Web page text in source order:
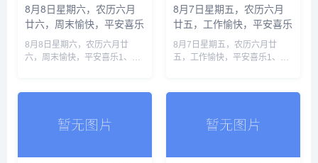
8月8日星期六，农历六月
廿六，周末愉快，平安喜乐
8月8日星期六，农历六月廿
六，周末愉快，平安喜乐1、应
8月7日星期五，农历六月
廿五，工作愉快，平安喜乐
8月7日星期五，农历六月廿
五，工作愉快，平安喜乐1、泰